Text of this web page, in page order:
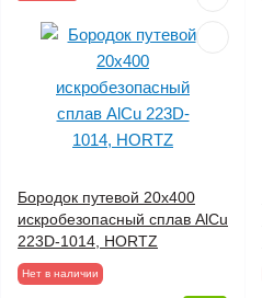
Бородок путевой 20х400
искробезопасный сплав AlCu
223D-1014, HORTZ
Нет в наличии